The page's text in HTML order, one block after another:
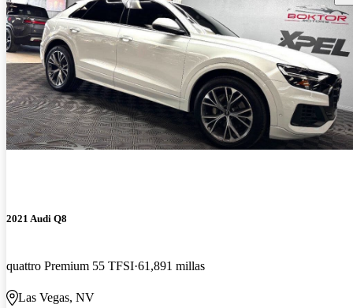
2021 Audi Q8
quattro Premium 55 TFSI 61,891 millas
Las Vegas, NV